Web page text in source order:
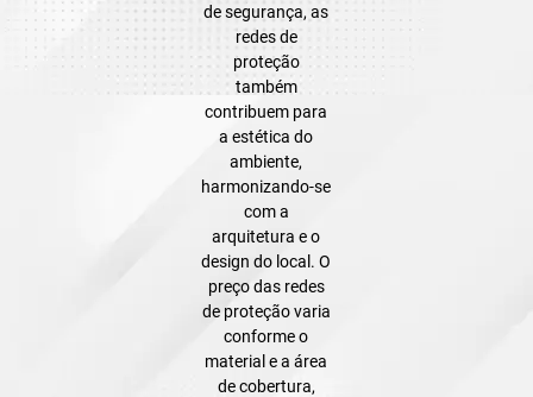
de segurança, as
redes de
proteção
também
contribuem para
a estética do
ambiente,
harmonizando-se
com a
arquitetura e o
design do local. O
preço das redes
de proteção varia
conforme o
material e a área
de cobertura,